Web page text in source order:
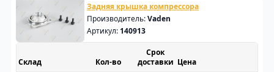
Задняя крышка компрессора
Производитель:Vaden
Артикул: 140913
Склад
Срок
доставки Цена